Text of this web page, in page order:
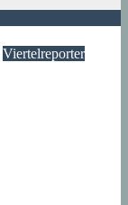
Viertelreporter